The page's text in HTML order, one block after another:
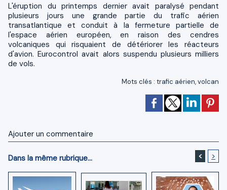
L'éruption du printemps dernier avait paralysé pendant
plusieurs jours une grande partie du trafic aérien
transatlantique et conduit à la fermeture partielle de
l'espace aérien européen, en raison des cendres
volcaniques qui risquaient de détériorer les réacteurs
d'avion. Eurocontrol avait alors suspendu plusieurs milliers
de vols.
Mots clés : trafic aérien,volcan
Ajouter un commentaire
Dans la même rubrique... < >